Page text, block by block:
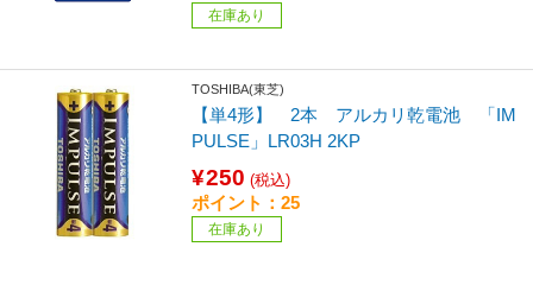
在庫あり
TOSHIBA(東芝)
【単4形】 2本 アルカリ乾電池 「IM
PULSE」LR03H 2KP
¥250 (税込)
ポイント：25
在庫あり